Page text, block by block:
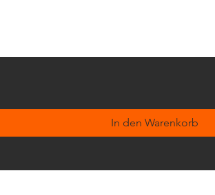
In den Warenkorb